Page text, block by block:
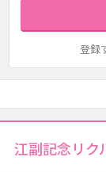
登録
江副記念リク